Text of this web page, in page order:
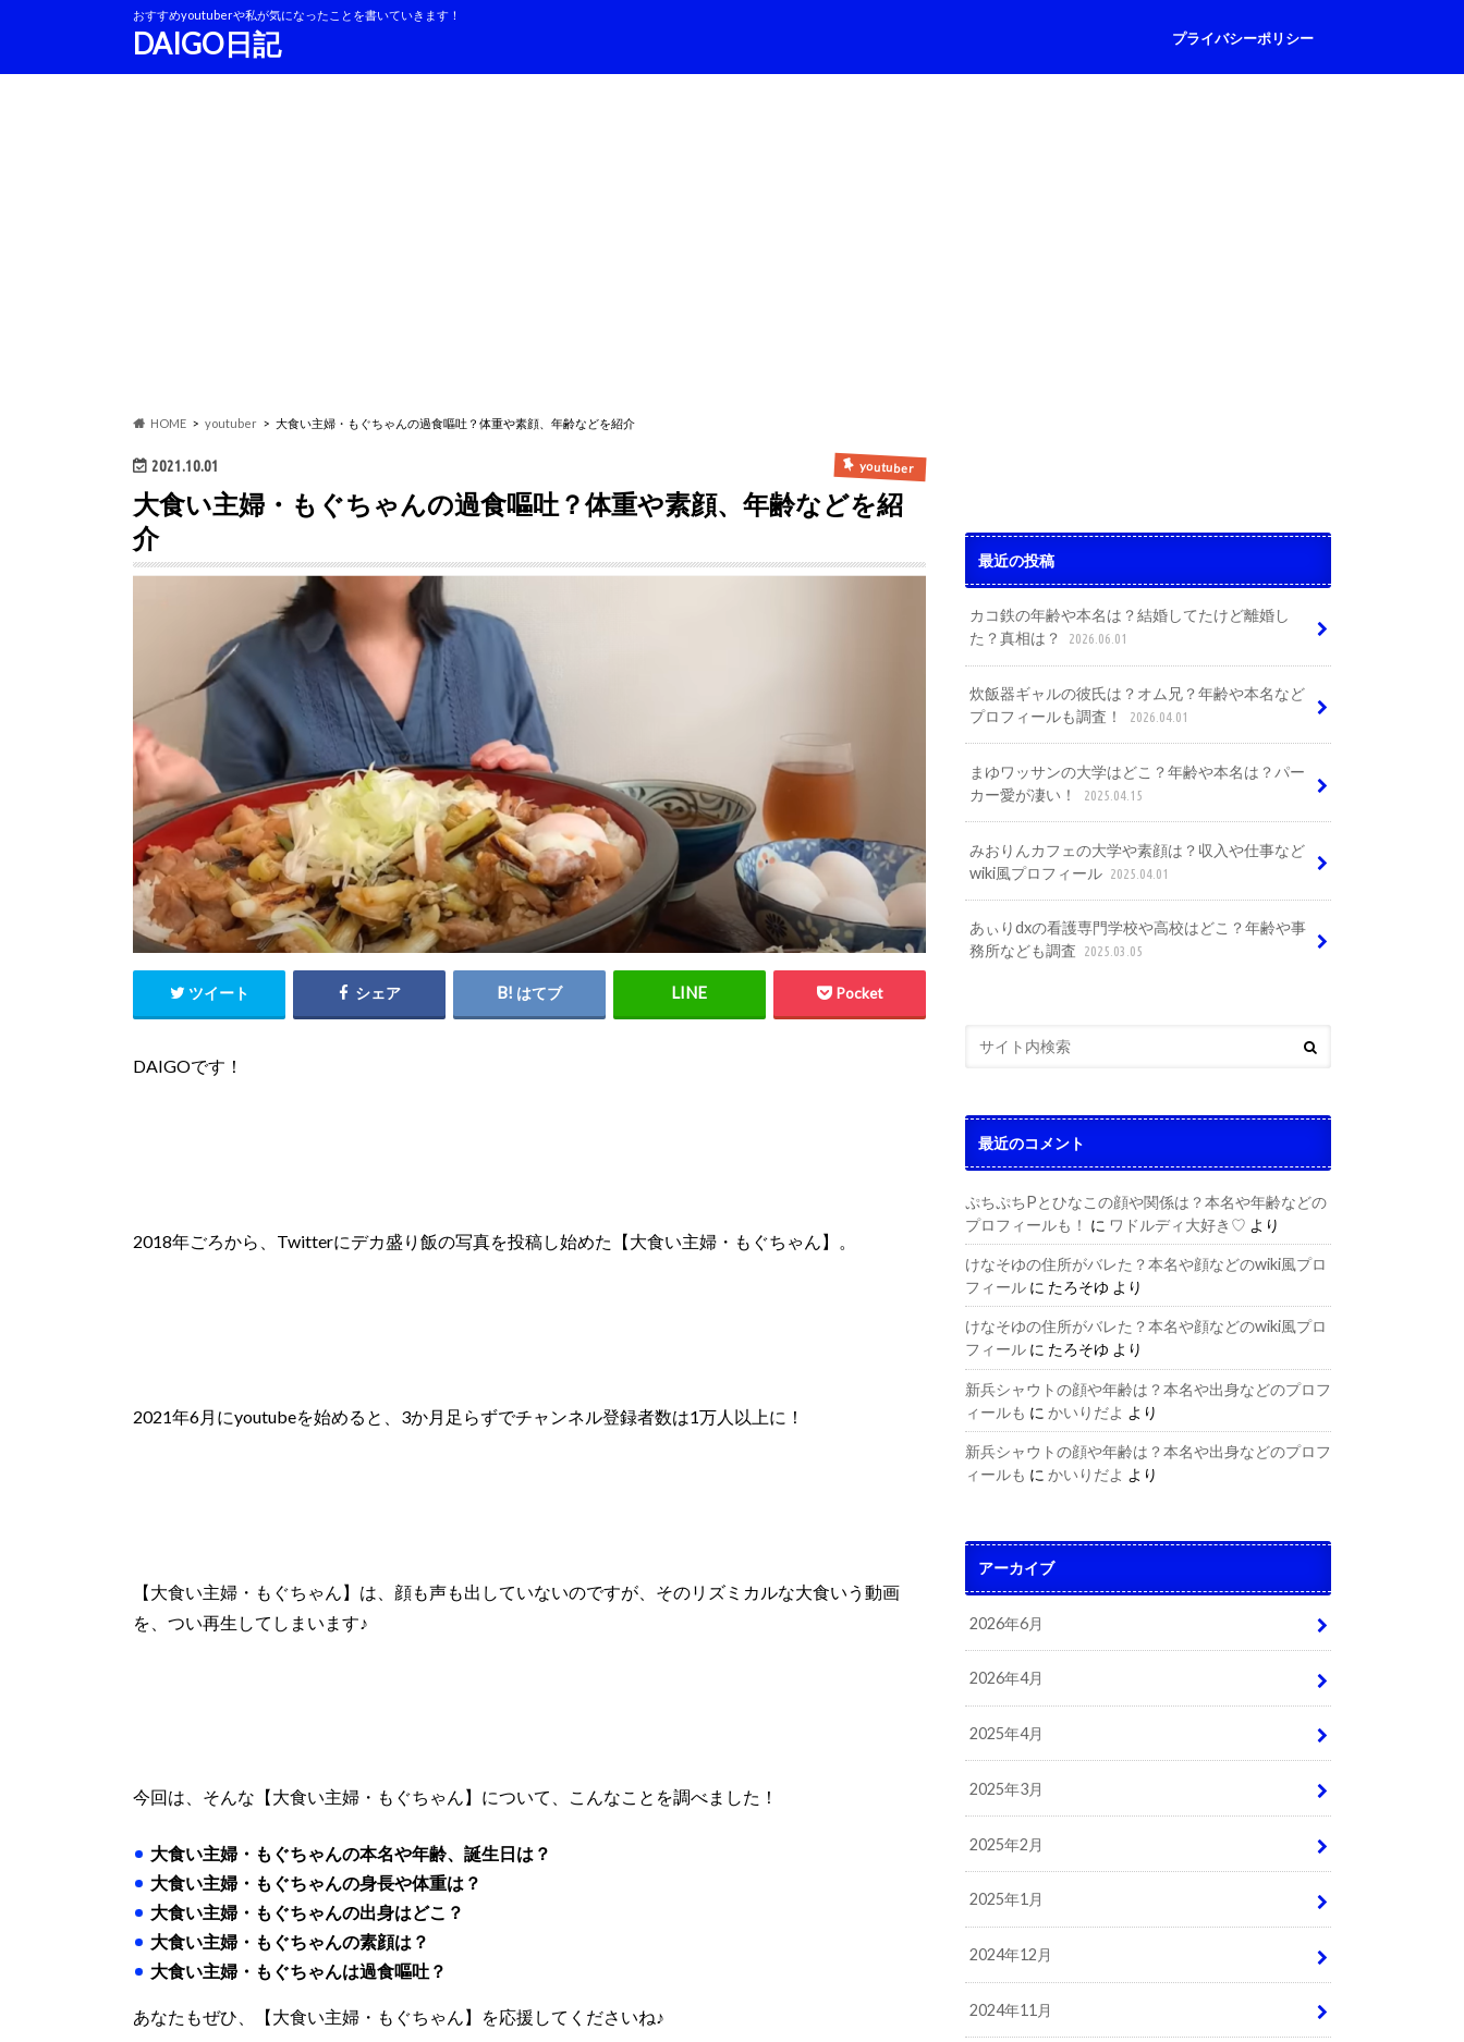
おすすめyoutuberや私が気になったことを書いていきます！
DAIGO日記 プライバシーポリシー
HOME youtuber 大食い主婦・もぐちゃんの過食嘔吐？体重や素顔、年齢などを紹介
2021.10.01 youtuber
大食い主婦・もぐちゃんの過食嘔吐？体重や素顔、年齢などを紹
介
ツイート シェア はてブ Pocket
DAIGOです！
2018年ごろから、Twitterにデカ盛り飯の写真を投稿し始めた【大食い主婦・もぐちゃん】。
2021年6月にyoutubeを始めると、3か月足らずでチャンネル登録者数は1万人以上に！
【大食い主婦・もぐちゃん】は、顔も声も出していないのですが、そのリズミカルな大食いう動画
を、つい再生してしまいます♪
今回は、そんな【大食い主婦・もぐちゃん】について、こんなことを調べました！
大食い主婦・もぐちゃんの本名や年齢、誕生日は？
大食い主婦・もぐちゃんの身長や体重は？
大食い主婦・もぐちゃんの出身はどこ？
大食い主婦・もぐちゃんの素顔は？
大食い主婦・もぐちゃんは過食嘔吐？
あなたもぜひ、【大食い主婦・もぐちゃん】を応援してくださいね♪
最近の投稿
カコ鉄の年齢や本名は？結婚してたけど離婚し
た？真相は？
2026.06.01
炊飯器ギャルの彼氏は？オム兄？年齢や本名など
プロフィールも調査！
2026.04.01
まゆワッサンの大学はどこ？年齢や本名は？パー
カー愛が凄い！
2025.04.15
みおりんカフェの大学や素顔は？収入や仕事など
wiki風プロフィール 2025.04.01
あぃりdxの看護専門学校や高校はどこ？年齢や事
務所なども調査
2025.03.05
最近のコメント
ぷちぷちPとひなこの顔や関係は？本名や年齢などの
プロフィールも！ に ワドルディ大好き♡ より
けなそゆの住所がバレた？本名や顔などのwiki風プロ
フィール に たろそゆ より
けなそゆの住所がバレた？本名や顔などのwiki風プロ
フィール に たろそゆ より
新兵シャウトの顔や年齢は？本名や出身などのプロフ
ィールも に かいりだよ より
新兵シャウトの顔や年齢は？本名や出身などのプロフ
ィールも に かいりだよ より
アーカイブ
2026年6月
2026年4月
2025年4月
2025年3月
2025年2月
2025年1月
2024年12月
2024年11月